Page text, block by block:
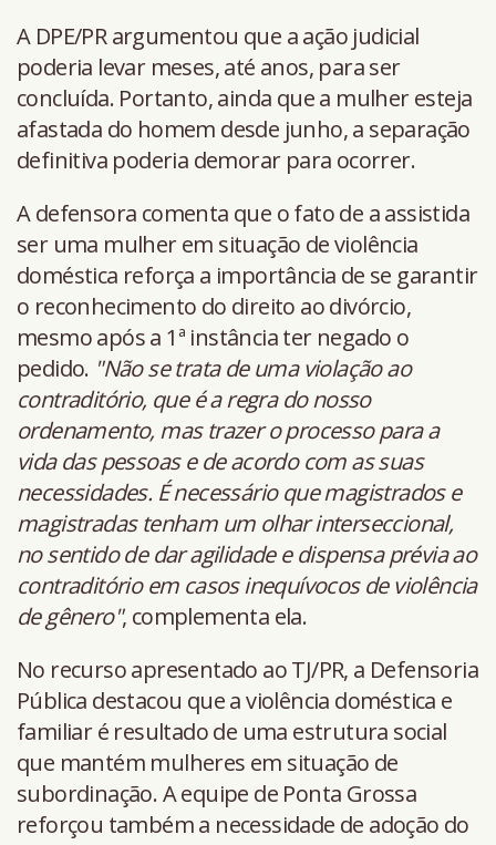
A DPE/PR argumentou que a ação judicial
poderia levar meses, até anos, para ser
concluída. Portanto, ainda que a mulher esteja
afastada do homem desde junho, a separação
definitiva poderia demorar para ocorrer.
A defensora comenta que o fato de a assistida
ser uma mulher em situação de violência
doméstica reforça a importância de se garantir
o reconhecimento do direito ao divórcio,
mesmo após a 1ª instância ter negado o
pedido. "Não se trata de uma violação ao
contraditório, que é a regra do nosso
ordenamento, mas trazer o processo para a
vida das pessoas e de acordo com as suas
necessidades. É necessário que magistrados e
magistradas tenham um olhar interseccional,
no sentido de dar agilidade e dispensa prévia ao
contraditório em casos inequívocos de violência
de gênero", complementa ela.
No recurso apresentado ao TJ/PR, a Defensoria
Pública destacou que a violência doméstica e
familiar é resultado de uma estrutura social
que mantém mulheres em situação de
subordinação. A equipe de Ponta Grossa
reforçou também a necessidade de adoção do